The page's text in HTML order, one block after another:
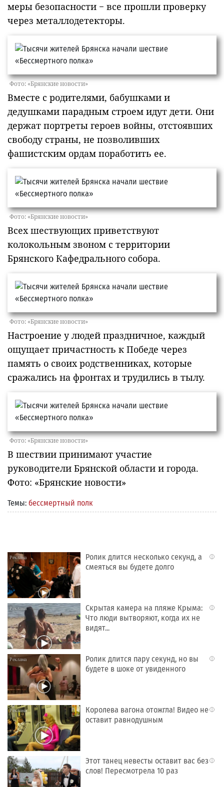
меры безопасности − все прошли проверку
через металлодетекторы.
Фото: «Брянские новости»
Вместе с родителями, бабушками и
дедушками парадным строем идут дети. Они
держат портреты героев войны, отстоявших
свободу страны, не позволивших
фашистским ордам поработить ее.
Фото: «Брянские новости»
Всех шествующих приветствуют
колокольным звоном с территории
Брянского Кафедрального собора.
Фото: «Брянские новости»
Настроение у людей праздничное, каждый
ощущает причастность к Победе через
память о своих родственниках, которые
сражались на фронтах и трудились в тылу.
Фото: «Брянские новости»
В шествии принимают участие
руководители Брянской области и города.
Фото: «Брянские новости»
Темы: бессмертный полк
i
Ролик длится несколько секунд, а
смеяться вы будете долго
i
Скрытая камера на пляже Крыма:
Что люди вытворяют, когда их не
видят...
i
Ролик длится пару секунд, но вы
будете в шоке от увиденного
i
Королева вагона отожгла! Видео не
оставит равнодушным
i
Этот танец невесты оставит вас без
слов! Пересмотрела 10 раз